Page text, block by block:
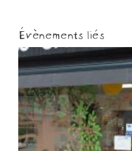
Évènements liés